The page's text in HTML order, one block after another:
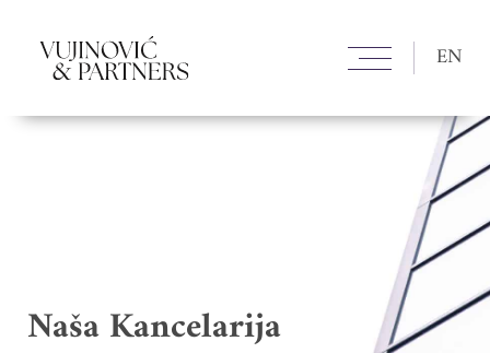
EN
Naša Kancelarija